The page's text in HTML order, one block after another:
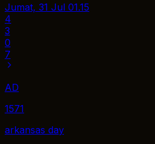
Jumat, 31 Jul 01.15
4
3
0
7
AD
1571
arkansas day